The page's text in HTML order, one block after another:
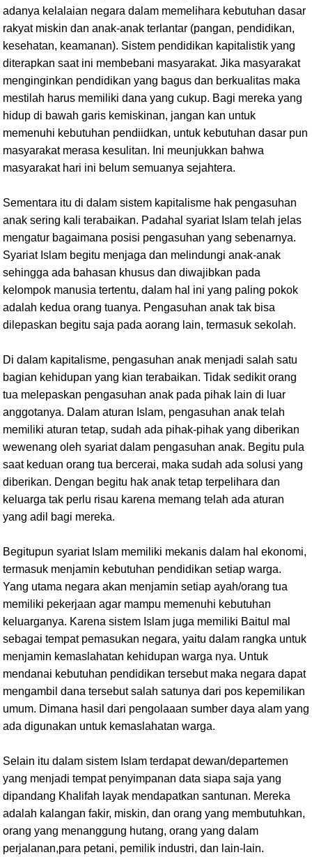
adanya kelalaian negara dalam memelihara kebutuhan dasar
rakyat miskin dan anak-anak terlantar (pangan, pendidikan,
kesehatan, keamanan). Sistem pendidikan kapitalistik yang
diterapkan saat ini membebani masyarakat. Jika masyarakat
menginginkan pendidikan yang bagus dan berkualitas maka
mestilah harus memiliki dana yang cukup. Bagi mereka yang
hidup di bawah garis kemiskinan, jangan kan untuk
memenuhi kebutuhan pendiidkan, untuk kebutuhan dasar pun
masyarakat merasa kesulitan. Ini meunjukkan bahwa
masyarakat hari ini belum semuanya sejahtera.
Sementara itu di dalam sistem kapitalisme hak pengasuhan
anak sering kali terabaikan. Padahal syariat Islam telah jelas
mengatur bagaimana posisi pengasuhan yang sebenarnya.
Syariat Islam begitu menjaga dan melindungi anak-anak
sehingga ada bahasan khusus dan diwajibkan pada
kelompok manusia tertentu, dalam hal ini yang paling pokok
adalah kedua orang tuanya. Pengasuhan anak tak bisa
dilepaskan begitu saja pada aorang lain, termasuk sekolah.
Di dalam kapitalisme, pengasuhan anak menjadi salah satu
bagian kehidupan yang kian terabaikan. Tidak sedikit orang
tua melepaskan pengasuhan anak pada pihak lain di luar
anggotanya. Dalam aturan Islam, pengasuhan anak telah
memiliki aturan tetap, sudah ada pihak-pihak yang diberikan
wewenang oleh syariat dalam pengasuhan anak. Begitu pula
saat keduan orang tua bercerai, maka sudah ada solusi yang
diberikan. Dengan begitu hak anak tetap terpelihara dan
keluarga tak perlu risau karena memang telah ada aturan
yang adil bagi mereka.
Begitupun syariat Islam memiliki mekanis dalam hal ekonomi,
termasuk menjamin kebutuhan pendidikan setiap warga.
Yang utama negara akan menjamin setiap ayah/orang tua
memiliki pekerjaan agar mampu memenuhi kebutuhan
keluarganya. Karena sistem Islam juga memiliki Baitul mal
sebagai tempat pemasukan negara, yaitu dalam rangka untuk
menjamin kemaslahatan kehidupan warga nya. Untuk
mendanai kebutuhan pendidikan tersebut maka negara dapat
mengambil dana tersebut salah satunya dari pos kepemilikan
umum. Dimana hasil dari pengolaaan sumber daya alam yang
ada digunakan untuk kemaslahatan warga.
Selain itu dalam sistem Islam terdapat dewan/departemen
yang menjadi tempat penyimpanan data siapa saja yang
dipandang Khalifah layak mendapatkan santunan. Mereka
adalah kalangan fakir, miskin, dan orang yang membutuhkan,
orang yang menanggung hutang, orang yang dalam
perjalanan,para petani, pemilik industri, dan lain-lain.